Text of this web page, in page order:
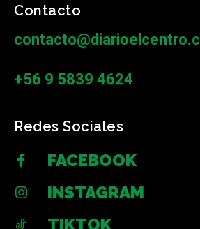
Contacto
contacto@diarioelcentro.cl
+56 9 5839 4624
Redes Sociales
FACEBOOK
INSTAGRAM
TIKTOK